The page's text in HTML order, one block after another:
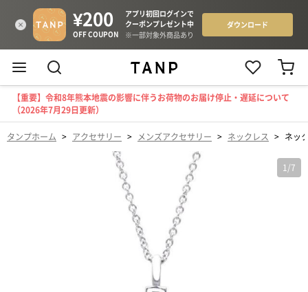
【重要】令和8年熊本地震の影響に伴うお荷物のお届け停止・遅延について
（2026年7月29日更新）
タンプホーム > アクセサリー > メンズアクセサリー > ネックレス > ネッ
1 /7